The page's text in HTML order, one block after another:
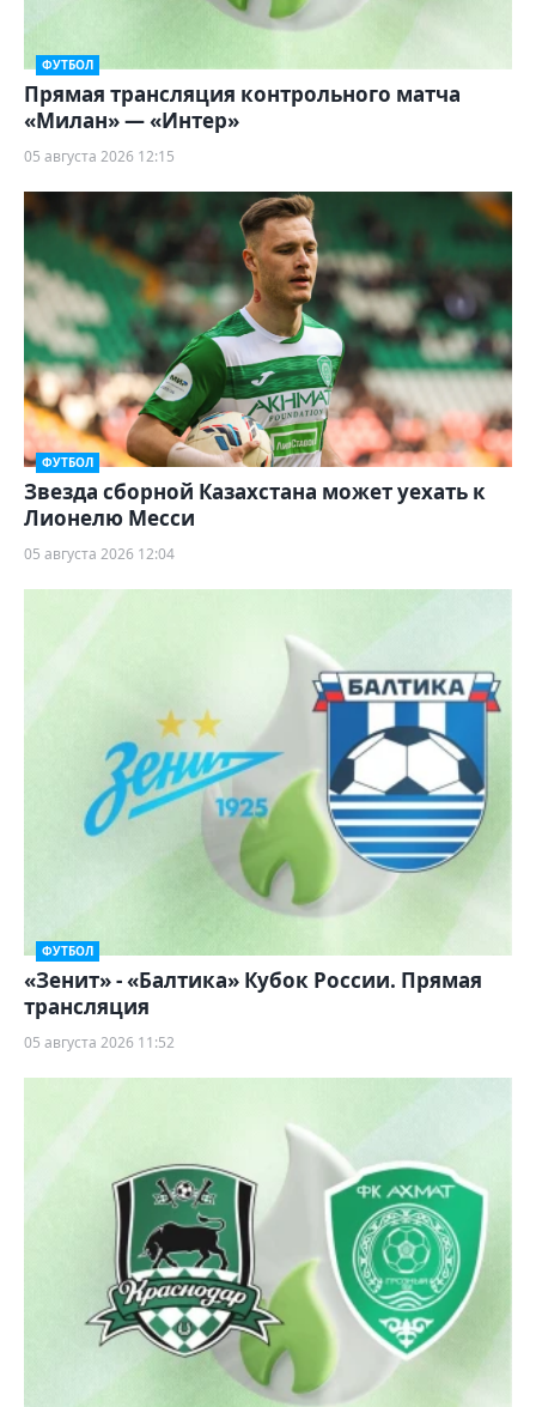
ФУТБОЛ
Прямая трансляция контрольного матча
«Милан» — «Интер»
05 августа 2026 12:15
ФУТБОЛ
Звезда сборной Казахстана может уехать к
Лионелю Месси
05 августа 2026 12:04
ФУТБОЛ
«Зенит» - «Балтика» Кубок России. Прямая
трансляция
05 августа 2026 11:52